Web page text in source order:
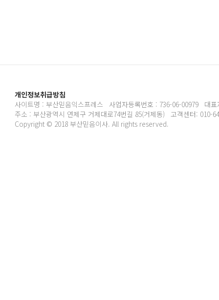
개인정보취급방침
사이트명 : 부산믿음익스프레스 사업자등록번호 : 736-06-00979 대표
주소 : 부산광역시 연제구 거제대로74번길 85(거제동) 고객센터:
Copyright © 2018 부산믿음이사. All rights reserved.